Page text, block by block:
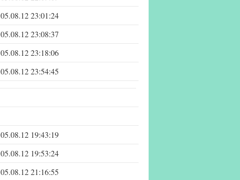
05.08.12 23:01:24
05.08.12 23:08:37
05.08.12 23:18:06
05.08.12 23:54:45
05.08.12 19:43:19
05.08.12 19:53:24
05.08.12 21:16:55